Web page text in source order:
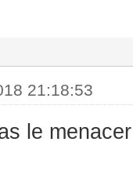
21:18:53
le